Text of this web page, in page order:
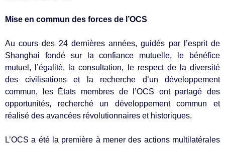
Mise en commun des forces de l’OCS
Au cours des 24 dernières années, guidés par l’esprit de
Shanghai fondé sur la confiance mutuelle, le bénéfice
mutuel, l’égalité, la consultation, le respect de la diversité
des civilisations et la recherche d’un développement
commun, les États membres de l’OCS ont partagé des
opportunités, recherché un développement commun et
réalisé des avancées révolutionnaires et historiques.
L’OCS a été la première à mener des actions multilatérales